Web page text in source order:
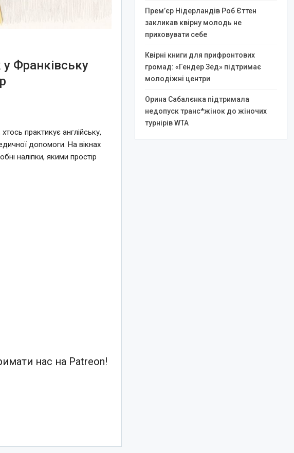
Франківську
практикує англійську,
допомоги. На вікнах
наліпки, якими простір
нас на Patreon!
Прем’єр Нідерландів Роб Єттен
закликав квірну молодь не
приховувати себе
Квірні книги для прифронтових
громад: «Гендер Зед» підтримає
молодіжні центри
Орина Сабалєнка підтримала
недопуск транс*жінок до жіночих
турнірів WTA